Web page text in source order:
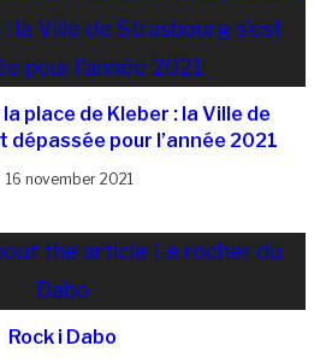
place de Kleber : la Ville de
dépassée pour l’année 2021
16 november 2021
Rock i Dabo